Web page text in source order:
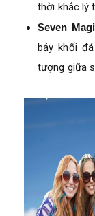
thời khắc lý
Seven
bảy khối
tượng giữa